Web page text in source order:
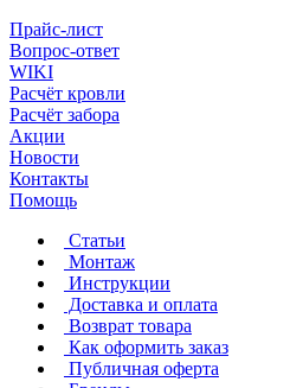
Прайс-лист
Вопрос-ответ
WIKI
Расчёт кровли
Расчёт забора
Акции
Новости
Контакты
Помощь
Статьи
Монтаж
Инструкции
Доставка и оплата
Возврат товара
Как оформить заказ
Публичная оферта